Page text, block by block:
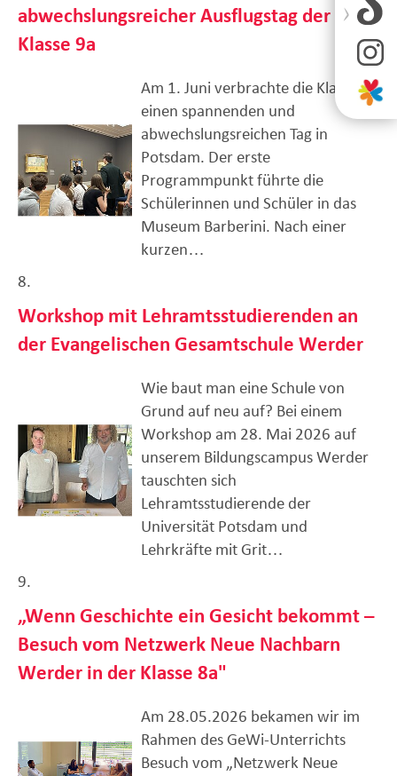
abwechslungsreicher Ausflugstag der
Klasse 9a
Am 1. Juni verbrachte die Klasse 9a
einen spannenden und
abwechslungsreichen Tag in
Potsdam. Der erste
Programmpunkt führte die
Schülerinnen und Schüler in das
Museum Barberini. Nach einer
kurzen…
8.
Workshop mit Lehramtsstudierenden an
der Evangelischen Gesamtschule Werder
Wie baut man eine Schule von
Grund auf neu auf? Bei einem
Workshop am 28. Mai 2026 auf
unserem Bildungscampus Werder
tauschten sich
Lehramtsstudierende der
Universität Potsdam und
Lehrkräfte mit Grit…
9.
„Wenn Geschichte ein Gesicht bekommt –
Besuch vom Netzwerk Neue Nachbarn
Werder in der Klasse 8a"
Am 28.05.2026 bekamen wir im
Rahmen des GeWi-Unterrichts
Besuch vom „Netzwerk Neue